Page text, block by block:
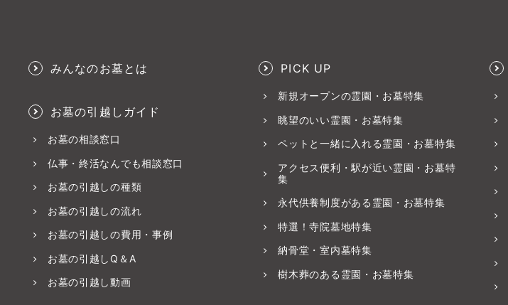
みんなのお墓とは
お墓の引越しガイド
お墓の相談窓口
仏事・終活なんでも相談窓口
お墓の引越しの種類
お墓の引越しの流れ
お墓の引越しの費用・事例
お墓の引越しQ＆A
お墓の引越し動画
PICK UP
新規オープンの霊園・お墓特集
眺望のいい霊園・お墓特集
ペットと一緒に入れる霊園・お墓特集
アクセス便利・駅が近い霊園・お墓特
集
永代供養制度がある霊園・お墓特集
特選！寺院墓地特集
納骨堂・室内墓特集
樹木葬のある霊園・お墓特集